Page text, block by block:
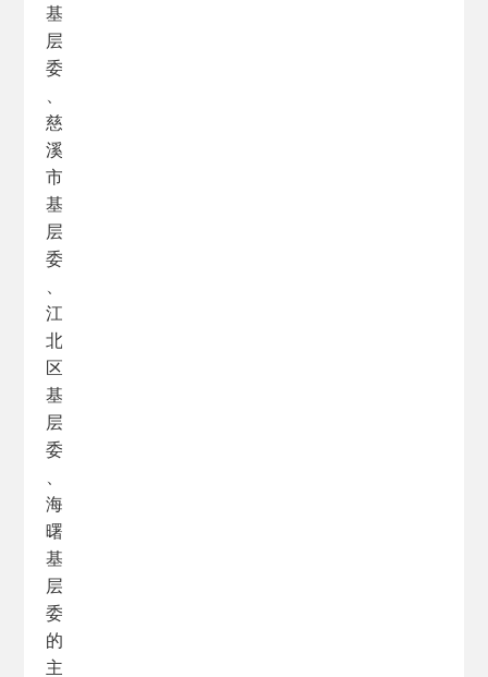
基
层
委
、
慈
溪
市
基
层
委
、
江
北
区
基
层
委
、
海
曙
基
层
委
的
主